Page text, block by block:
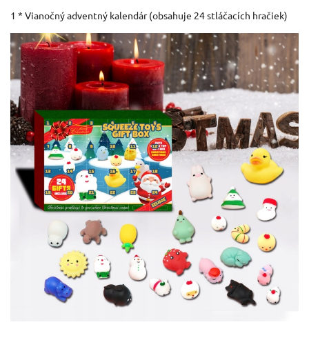
1 * Vianočný adventný kalendár (obsahuje 24 stláčacích hračiek)